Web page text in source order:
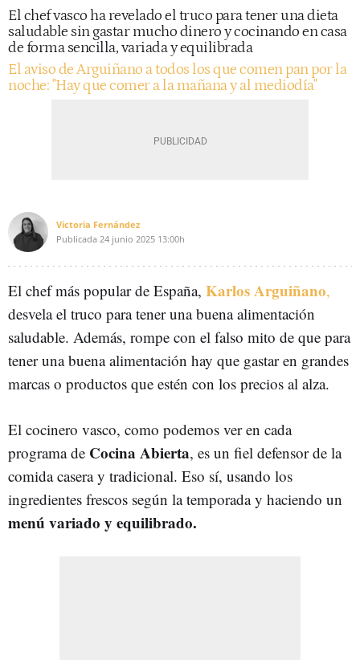
El chef vasco ha revelado el truco para tener una dieta
saludable sin gastar mucho dinero y cocinando en casa
de forma sencilla, variada y equilibrada
El aviso de Arguiñano a todos los que comen pan por la
noche: "Hay que comer a la mañana y al mediodía"
Victoria Fernández
Publicada 24 junio 2025 13:00h
El chef más popular de España, Karlos Arguiñano,
desvela el truco para tener una buena alimentación
saludable. Además, rompe con el falso mito de que para
tener una buena alimentación hay que gastar en grandes
marcas o productos que estén con los precios al alza.
El cocinero vasco, como podemos ver en cada
programa de Cocina Abierta, es un fiel defensor de la
comida casera y tradicional. Eso sí, usando los
ingredientes frescos según la temporada y haciendo un
menú variado y equilibrado.